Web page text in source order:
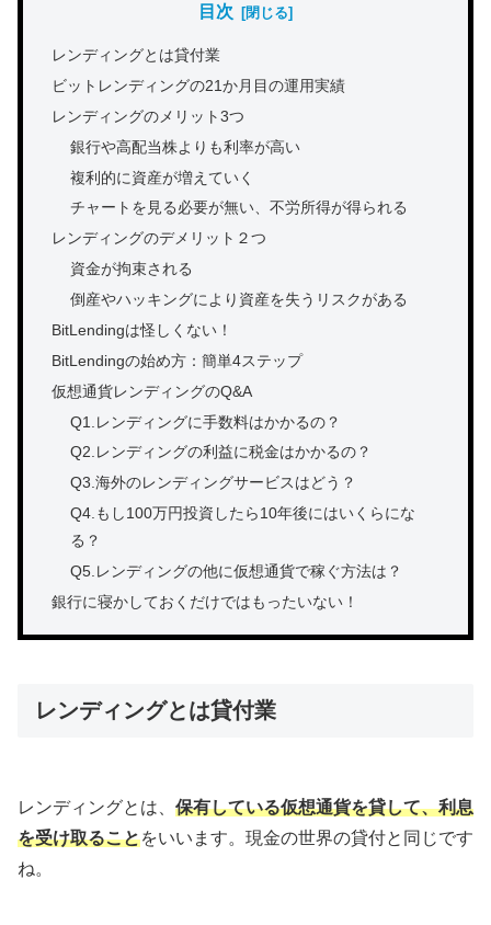
目次
レンディングとは貸付業
ビットレンディングの21か月目の運用実績
レンディングのメリット3つ
銀行や高配当株よりも利率が高い
複利的に資産が増えていく
チャートを見る必要が無い、不労所得が得られる
レンディングのデメリット２つ
資金が拘束される
倒産やハッキングにより資産を失うリスクがある
BitLendingは怪しくない！
BitLendingの始め方：簡単4ステップ
仮想通貨レンディングのQ&A
Q1.レンディングに手数料はかかるの？
Q2.レンディングの利益に税金はかかるの？
Q3.海外のレンディングサービスはどう？
Q4.もし100万円投資したら10年後にはいくらにな
る？
Q5.レンディングの他に仮想通貨で稼ぐ方法は？
銀行に寝かしておくだけではもったいない！
レンディングとは貸付業
レンディングとは、 保有している仮想通貨を貸して、利息
を受け取ることをいいます。現金の世界の貸付と同じです
ね。